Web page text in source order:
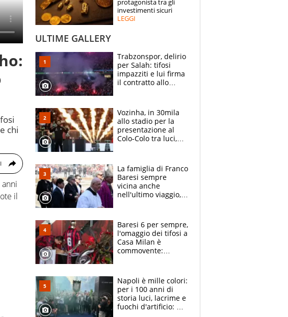
CONTATTI
chi
il
protagonista tra gli
investimenti sicuri
LEGGI
ULTIME GALLERY
Trabzonspor, delirio
per Salah: tifosi
impazziti e lui firma
il contratto allo
Vozinha, in 30mila
allo stadio per la
presentazione al
Colo-Colo tra luci,
La famiglia di Franco
Baresi sempre
vicina anche
nell'ultimo viaggio,
circondati
dall'affetto dei tifosi
Baresi 6 per sempre,
l'omaggio dei tifosi a
Casa Milan è
commovente:
bigliettini
Napoli è mille colori:
per i 100 anni di
storia luci, lacrime e
fuochi d'artificio: De